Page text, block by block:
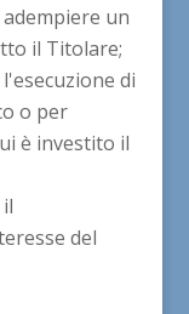
un
il Titolare;
di
o per
è investito il
del